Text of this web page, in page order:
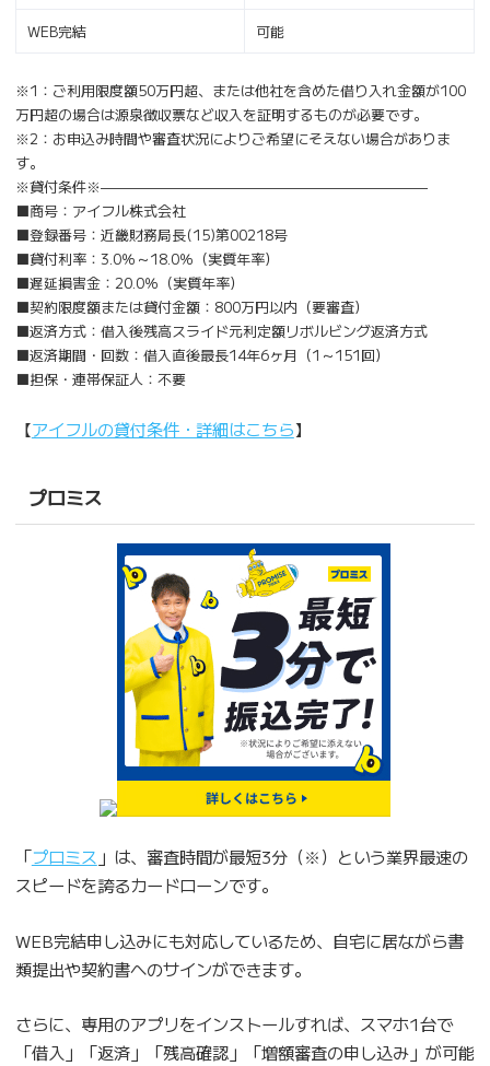
WEB完結 可能
※1：ご利用限度額50万円超、または他社を含めた借り入れ金額が100
万円超の場合は源泉徴収票など収入を証明するものが必要です。
※2：お申込み時間や審査状況によりご希望にそえない場合がありま
す。
※貸付条件※———————————————————————
■商号：アイフル株式会社
■登録番号：近畿財務局長(15)第00218号
■貸付利率：3.0％～18.0％（実質年率）
■遅延損害金：20.0％（実質年率）
■契約限度額または貸付金額：800万円以内（要審査）
■返済方式：借入後残高スライド元利定額リボルビング返済方式
■返済期間・回数：借入直後最長14年6ヶ月（1～151回）
■担保・連帯保証人：不要
【アイフルの貸付条件・詳細はこちら】
プロミス
「プロミス 」は、審査時間が最短3分（※）という業界最速の
スピードを誇るカードローンです。
WEB完結申し込みにも対応しているため、自宅に居ながら書
類提出や契約書へのサインができます。
さらに、専用のアプリをインストールすれば、スマホ1台で
「借入」「返済」「残高確認」「増額審査の申し込み」が可能